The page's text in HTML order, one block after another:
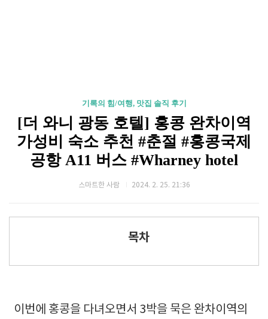
기록의 힘/여행, 맛집 솔직 후기
[더 와니 광동 호텔] 홍콩 완차이역
가성비 숙소 추천 #춘절 #홍콩국제
공항 A11 버스 #Wharney hotel
스마트한 사람 2024. 2. 25. 21:36
목차
이번에 홍콩을 다녀오면서 3박을 묵은 완차이역의